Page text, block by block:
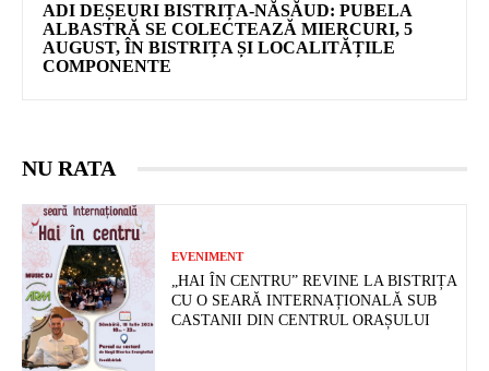
ADI DEȘEURI BISTRIȚA-NĂSĂUD: PUBELA
ALBASTRĂ SE COLECTEAZĂ MIERCURI, 5
AUGUST, ÎN BISTRIȚA ȘI LOCALITĂȚILE
COMPONENTE
NU RATA
EVENIMENT
„HAI ÎN CENTRU” REVINE LA BISTRIȚA
CU O SEARĂ INTERNAȚIONALĂ SUB
CASTANII DIN CENTRUL ORAȘULUI